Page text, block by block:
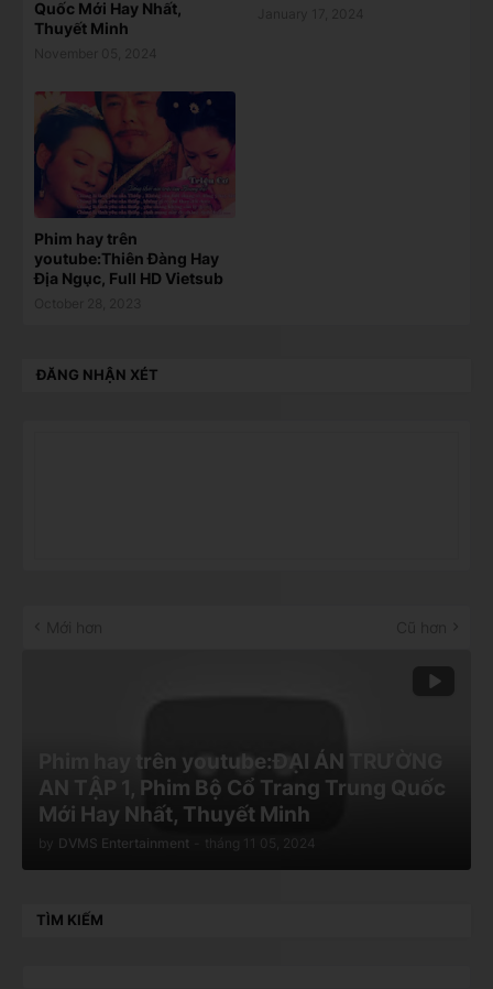
Quốc Mới Hay Nhất,
Thuyết Minh
Phim hay trên
youtube:Thiên Đàng Hay
Địa Ngục, Full HD Vietsub
ĐĂNG NHẬN XÉT
Phim hay trên youtube:ĐẠI ÁN TRƯỜNG
AN TẬP 1, Phim Bộ Cổ Trang Trung Quốc
Mới Hay Nhất, Thuyết Minh
DVMS Entertainment tháng 11 05, 2024
TÌM KIẾM